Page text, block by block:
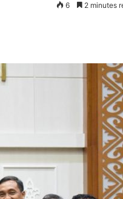
6 2 minutes